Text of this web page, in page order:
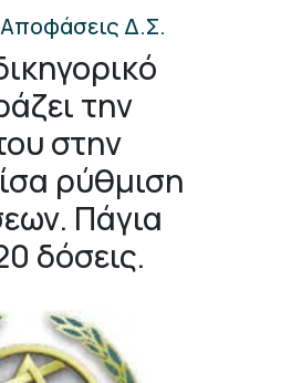
Δ.Σ.
την
στην
ρύθμιση
Πάγια
δόσεις.